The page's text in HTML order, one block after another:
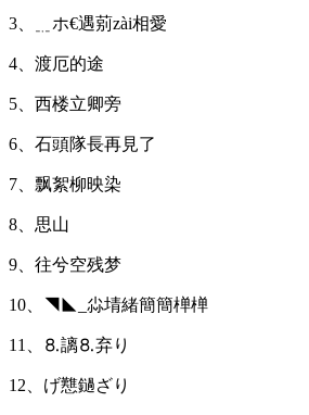
3、﹎ホ€遇莂zài相愛
4、渡厄的途
5、西楼立卿旁
6、石頭隊長再見了
7、飘絮柳映染
8、思山
9、往兮空残梦
10、◥◣_尛埥緒簡簡椫椫
11、⒏謧⒏弃り
12、げ戁鐹ざり